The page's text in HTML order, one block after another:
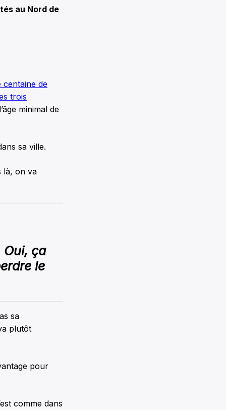
au Nord de
centaine de
trois
minimal de
sa ville.
là, on va
Oui, ça
le
sa
plutôt
pour
comme dans